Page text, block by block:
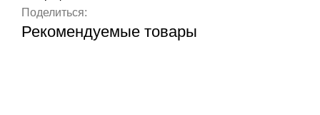
Поделиться:
Рекомендуемые товары